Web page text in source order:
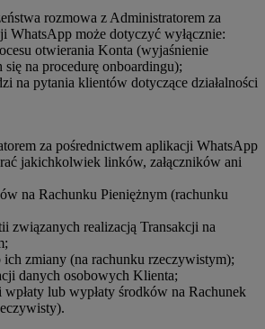
rozmowa z Administratorem za
WhatsApp może dotyczyć wyłącznie:
otwierania Konta (wyjaśnienie
się na procedurę onboardingu);
na pytania klientów dotyczące działalności
za pośrednictwem aplikacji WhatsApp
jakichkolwiek linków, załączników ani
na Rachunku Pieniężnym (rachunku
związanych realizacją Transakcji na
ich zmiany (na rachunku rzeczywistym);
danych osobowych Klienta;
wpłaty lub wypłaty środków na Rachunek